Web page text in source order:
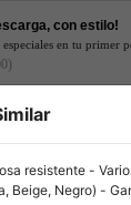
con estilo!
especiales en tu primer
resistente -
Beige, Negro) -